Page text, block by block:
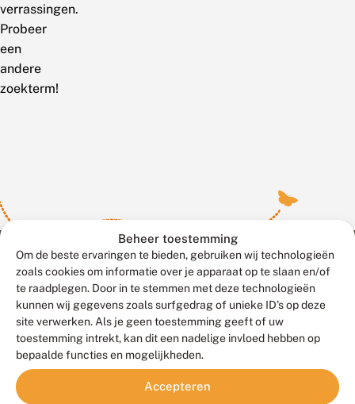
Beheer toestemming
Om de beste ervaringen te bieden, gebruiken wij technologieën
zoals cookies om informatie over je apparaat op te slaan en/of
te raadplegen. Door in te stemmen met deze technologieën
kunnen wij gegevens zoals surfgedrag of unieke ID's op deze
site verwerken. Als je geen toestemming geeft of uw
toestemming intrekt, kan dit een nadelige invloed hebben op
bepaalde functies en mogelijkheden.
Accepteren
verrassingen.
Probeer
een
andere
zoekterm!
Contact
Veelgestelde vragen
Meld waarnemingen© 2026 Vlinderstichting
Duurzaam ontwikkeld door
Go2People
, ontworpen door
Blue Field Agency
Privacy
Disclaimer
Sitemap